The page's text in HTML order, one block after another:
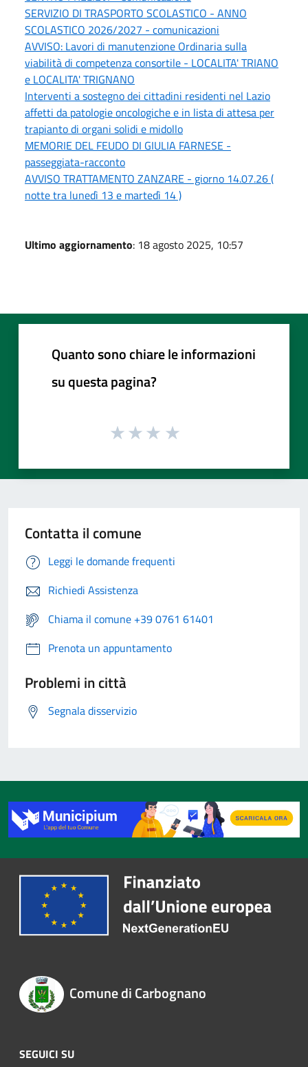
SERVIZIO DI TRASPORTO SCOLASTICO - ANNO
SCOLASTICO 2026/2027 - comunicazioni
AVVISO: Lavori di manutenzione Ordinaria sulla
viabilità di competenza consortile - LOCALITA' TRIANO
e LOCALITA' TRIGNANO
Interventi a sostegno dei cittadini residenti nel Lazio
affetti da patologie oncologiche e in lista di attesa per
trapianto di organi solidi e midollo
MEMORIE DEL FEUDO DI GIULIA FARNESE -
passeggiata-racconto
AVVISO TRATTAMENTO ZANZARE - giorno 14.07.26 (
notte tra lunedì 13 e martedì 14 )
Ultimo aggiornamento: 18 agosto 2025, 10:57
Quanto sono chiare le informazioni
su questa pagina?
Contatta il comune
Leggi le domande frequenti
Richiedi Assistenza
Chiama il comune +39 0761 61401
Prenota un appuntamento
Problemi in città
Segnala disservizio
Comune di Carbognano
SEGUICI SU